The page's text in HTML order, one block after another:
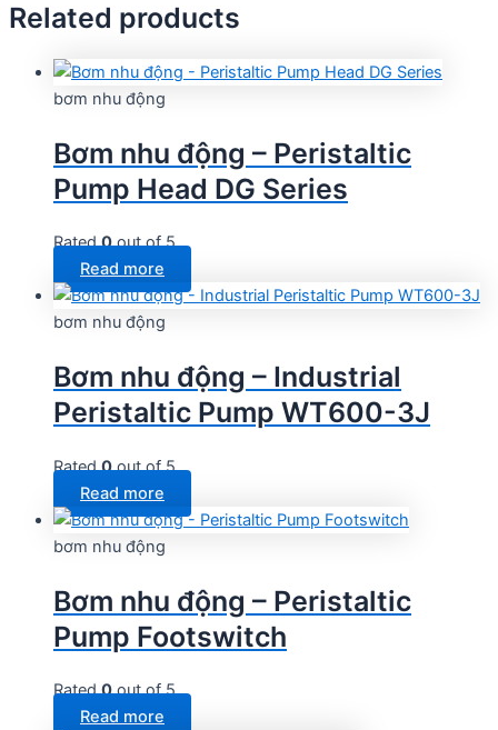
Related products
bơm nhu động
Bơm nhu động – Peristaltic
Pump Head DG Series
Rated0out of 5
Read more
bơm nhu động
Bơm nhu động – Industrial
Peristaltic Pump WT600-3J
Rated0out of 5
Read more
bơm nhu động
Bơm nhu động – Peristaltic
Pump Footswitch
Rated0out of 5
Read more